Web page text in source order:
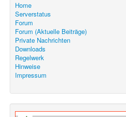
Home
Serverstatus
Forum
Forum (Aktuelle Beiträge)
Private Nachrichten
Downloads
Regelwerk
Hinweise
Impressum